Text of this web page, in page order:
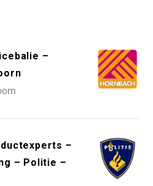
–
–
– Politie –